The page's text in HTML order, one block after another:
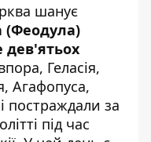
шанує
(Феодула)
дев'ятьох
Геласія,
Агафопуса,
постраждали за
під час